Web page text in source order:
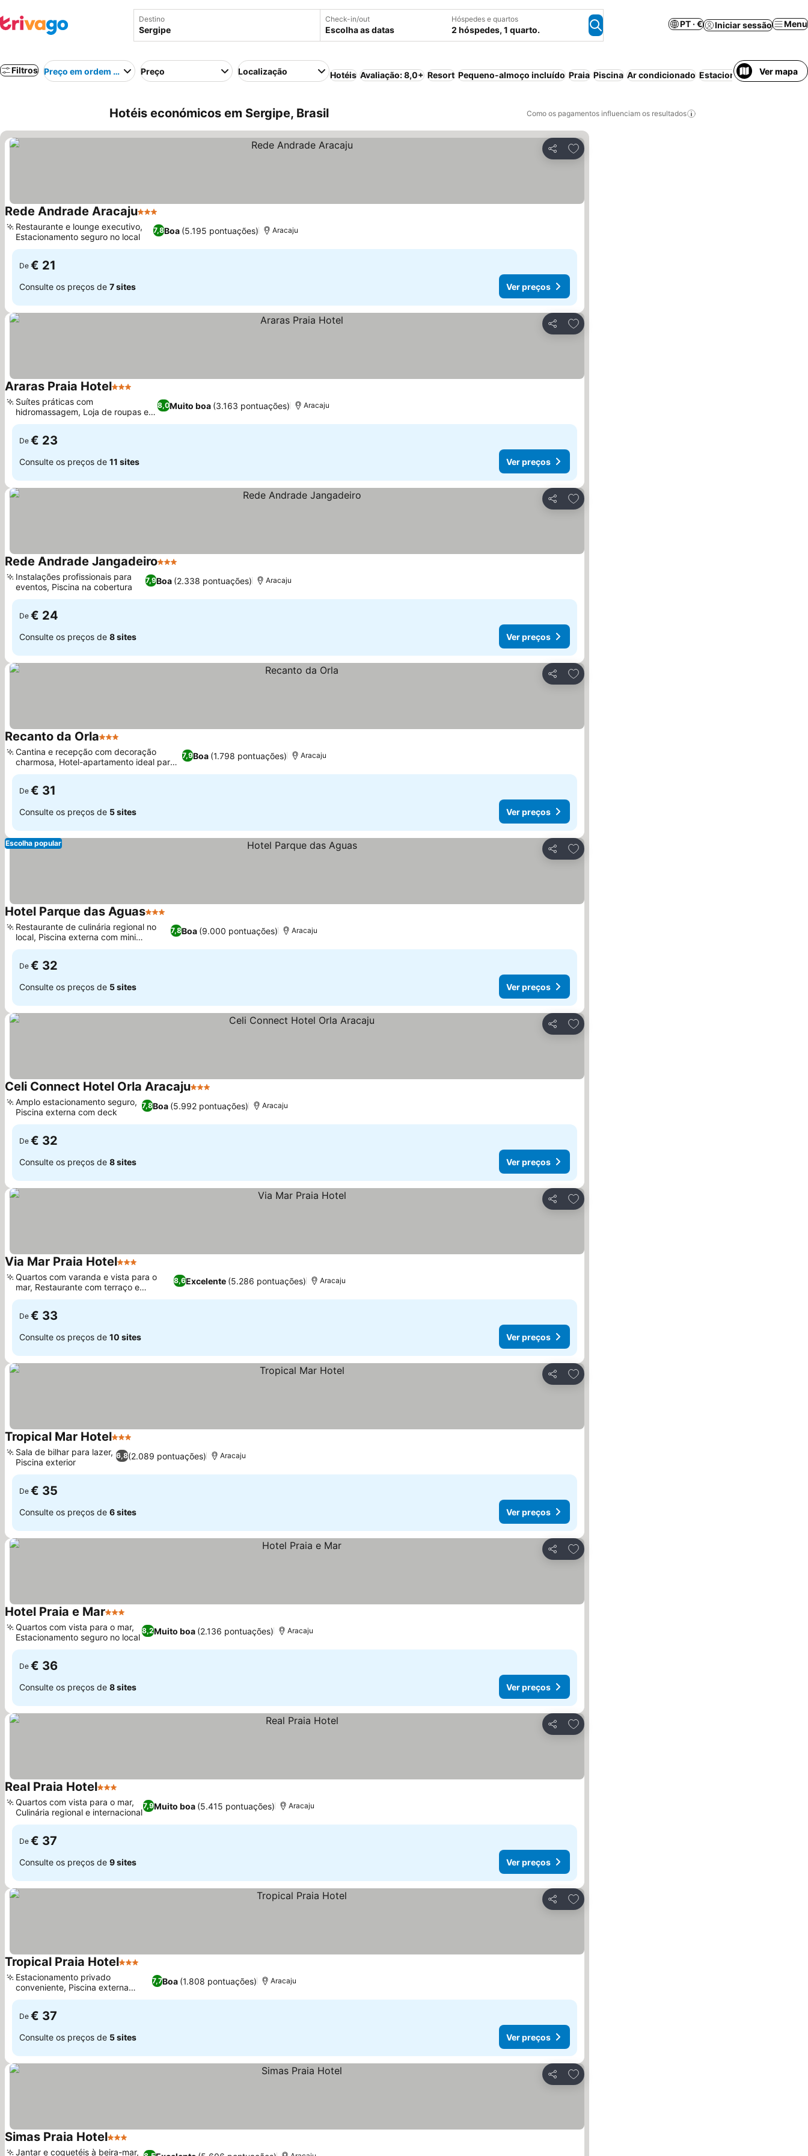
Destino Check-in/out
Escolha as datas
Hóspedes e quartos
2 hóspedes, 1 quarto.
PT · € Iniciar sessão Menu
Filtros Preço em ordem crescentePreço Localização Hotéis Avaliação: 8,0+ Resort Pequeno-almoço incluído Praia Piscina Ar condicionado EstacionamentoVer mapa
Hotéis económicos em Sergipe, Brasil Como os pagamentos influenciam os resultados
Partilhar
Adicionar aos favoritos
Rede Andrade Aracaju3 Estrelas
7,8Boa (5.195 pontuações)
Restaurante e lounge executivo,
Estacionamento seguro no local
Aracaju
De € 21
Consulte os preços de 7 sites Ver preços
Partilhar
Adicionar aos favoritos
Araras Praia Hotel3 Estrelas
8,0Muito boa (3.163 pontuações)
Suítes práticas com
hidromassagem, Loja de roupas e
artesanato no local
Aracaju
De € 23
Consulte os preços de 11 sites Ver preços
Partilhar
Adicionar aos favoritos
Rede Andrade Jangadeiro3 Estrelas
7,9Boa (2.338 pontuações)
Instalações profissionais para
eventos, Piscina na cobertura
Aracaju
De € 24
Consulte os preços de 8 sites Ver preços
Partilhar
Adicionar aos favoritos
Recanto da Orla3 Estrelas
7,9Boa (1.798 pontuações)
Cantina e recepção com decoração
charmosa, Hotel-apartamento ideal para
famílias
Aracaju
De € 31
Consulte os preços de 5 sites Ver preços
Partilhar
Adicionar aos favoritos
Escolha popular
Hotel Parque das Aguas3 Estrelas
7,8Boa (9.000 pontuações)
Restaurante de culinária regional no
local, Piscina externa com mini
toboágua
Aracaju
De € 32
Consulte os preços de 5 sites Ver preços
Partilhar
Adicionar aos favoritos
Celi Connect Hotel Orla Aracaju3 Estrelas
7,8Boa (5.992 pontuações)
Amplo estacionamento seguro,
Piscina externa com deck
Aracaju
De € 32
Consulte os preços de 8 sites Ver preços
Partilhar
Adicionar aos favoritos
Via Mar Praia Hotel3 Estrelas
8,6Excelente (5.286 pontuações)
Quartos com varanda e vista para o
mar, Restaurante com terraço e
refeições flexíveis
Aracaju
De € 33
Consulte os preços de 10 sites Ver preços
Partilhar
Adicionar aos favoritos
Tropical Mar Hotel3 Estrelas
6,8(2.089 pontuações)
Sala de bilhar para lazer,
Piscina exterior
Aracaju
De € 35
Consulte os preços de 6 sites Ver preços
Partilhar
Adicionar aos favoritos
Hotel Praia e Mar3 Estrelas
8,2Muito boa (2.136 pontuações)
Quartos com vista para o mar,
Estacionamento seguro no local
Aracaju
De € 36
Consulte os preços de 8 sites Ver preços
Partilhar
Adicionar aos favoritos
Real Praia Hotel3 Estrelas
7,9Muito boa (5.415 pontuações)
Quartos com vista para o mar,
Culinária regional e internacional
Aracaju
De € 37
Consulte os preços de 9 sites Ver preços
Partilhar
Adicionar aos favoritos
Tropical Praia Hotel3 Estrelas
7,7Boa (1.808 pontuações)
Estacionamento privado
conveniente, Piscina externa
relaxante
Aracaju
De € 37
Consulte os preços de 5 sites Ver preços
Partilhar
Adicionar aos favoritos
Simas Praia Hotel3 Estrelas
Jantar e coquetéis à beira-mar,